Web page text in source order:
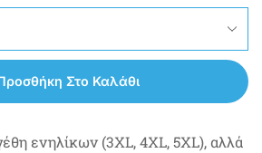
Στο Καλάθι
ενηλίκων (3XL, 4XL, 5XL), αλλά